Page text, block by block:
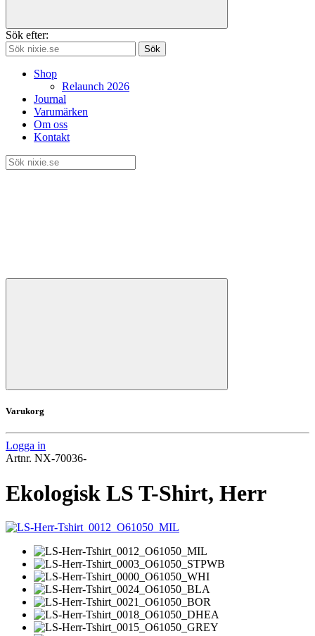
Sök efter:
Sök
Shop
Relaunch 2026
Journal
Varumärken
Om oss
Kontakt
Varukorg
Logga in
Artnr. NX-70036-
Ekologisk LS T-Shirt, Herr